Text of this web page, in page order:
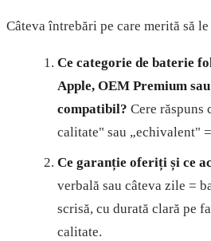
Câteva întrebări pe care merită să
Ce categorie de baterie
Apple, OEM Premium
compatibil? Cere răspuns
calitate" sau „echivalent"
Ce garanție oferiți și ce
verbală sau câteva zile =
scrisă, cu durată clară pe
calitate.